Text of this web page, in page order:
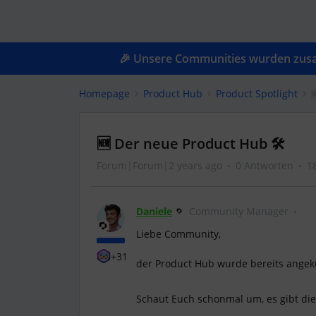
🎉 Unsere Communities wurden
Homepage Product Hub Product Spotlight
🆕 Der neue Product Hub 🛠
Forum|Forum|2 years ago 0 Antworten
+31
Daniele
Community Manager
Liebe Community,
der Product Hub wurde bereits
Schaut Euch schonmal um, es gibt